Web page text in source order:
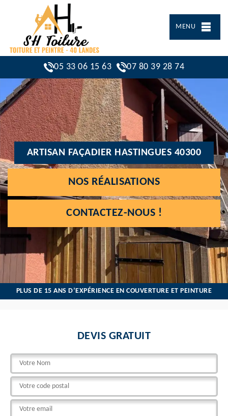
MENU
05 33 06 15 63 07 80 39 28 74
ARTISAN FAÇADIER HASTINGUES 40300
NOS RÉALISATIONS
CONTACTEZ-NOUS !
PLUS DE 15 ANS D’EXPÉRIENCE EN COUVERTURE ET PEINTURE
DEVIS GRATUIT